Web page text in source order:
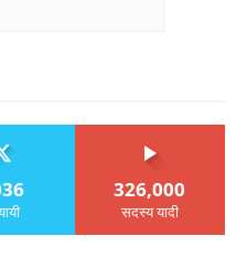
326,000
सदस्य यादी